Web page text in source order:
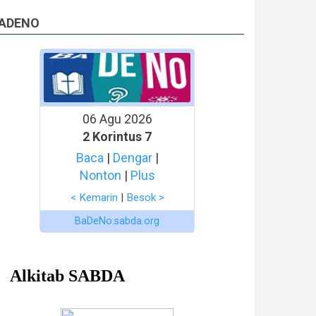
06 Agu 2026
2 Korintus 7
Baca | Dengar|
Nonton | Plus
< Kemarin | Besok >
BaDeNo.sabda.org